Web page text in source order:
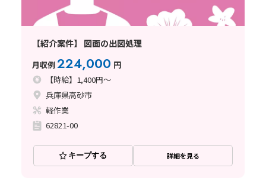
【紹介案件】 図面の出図処理
月収例224,000 円
【時給】1,400円～
兵庫県高砂市
軽作業
62821-00
キープする 詳細を見る